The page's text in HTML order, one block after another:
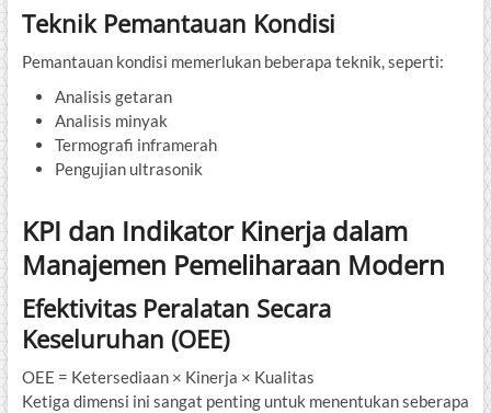
Teknik Pemantauan Kondisi
Pemantauan kondisi memerlukan beberapa teknik, seperti:
Analisis getaran
Analisis minyak
Termografi inframerah
Pengujian ultrasonik
KPI dan Indikator Kinerja dalam
Manajemen Pemeliharaan Modern
Efektivitas Peralatan Secara
Keseluruhan (OEE)
OEE = Ketersediaan × Kinerja × Kualitas
Ketiga dimensi ini sangat penting untuk menentukan seberapa